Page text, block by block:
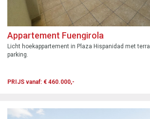
Appartement Fuengirola
Licht hoekappartement in Plaza Hispanidad met
parking.
PRIJS vanaf: € 460.000,-